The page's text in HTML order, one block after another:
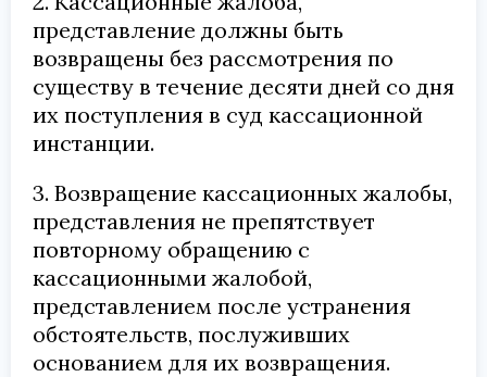
представление должны быть
возвращены без рассмотрения по
существу в течение десяти дней со дня
их поступления в суд кассационной
инстанции.
3. Возвращение кассационных жалобы,
представления не препятствует
повторному обращению с
кассационными жалобой,
представлением после устранения
обстоятельств, послуживших
основанием для их возвращения.